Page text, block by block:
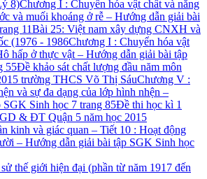
8)Chương I : Chuyển hóa vật chất và năng
và muối khoáng ở rễ – Hướng dẫn giải bài
11Bài 25: Việt nam xây dựng CNXH và
(1976 - 1986Chương I : Chuyển hóa vật
hấp ở thực vật – Hướng dẫn giải bài tập
55Đề khảo sát chất lượng đầu năm môn
trường THCS Võ Thị SáuChương V :
và sự đa dạng của lớp hình nhện –
Sinh học 7 trang 85Đề thi học kì 1
& ĐT Quận 5 năm học 2015
kinh và giác quan – Tiết 10 : Hoạt động
– Hướng dẫn giải bài tập SGK Sinh học
thế giới hiện đại (phần từ năm 1917 đến